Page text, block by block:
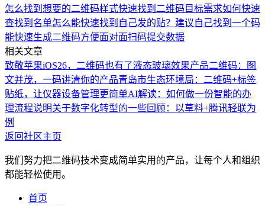
怎么找到想要的二维码样式快速找到二维码目标需求如何快速
查找到名单怎么能快速找到自己发的贴？ 建议自己找到一个码
能快速生成二维码方便面对面扫码提交数据
相关文章
致敬苹果iOS26，二维码也有了液态玻璃效果产品二维码：图
文并茂，一码讲清你的产品青岛市生态环境局：二维码+标签
贴纸，让仪器设备管理更简单AI解读：如何做一份智能的办
理流程说明关于数字化转型的一些回顾：以草料+腾讯轻联为
例
返回社区主页
我们努力把二维码技术变成简单实用的产品，让每个人和组织
都能轻松使用。
首页